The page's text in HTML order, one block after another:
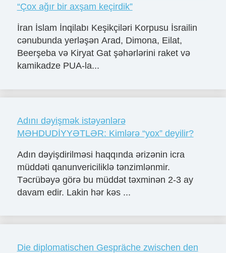
“Çox ağır bir axşam keçirdik”
İran İslam İnqilabı Keşikçiləri Korpusu İsrailin
cənubunda yerləşən Arad, Dimona, Eilat,
Beerşeba və Kiryat Gat şəhərlərini raket və
kamikadze PUA-la...
Adını dəyişmək istəyənlərə
MƏHDUDİYYƏTLƏR: Kimlərə “yox” deyilir?
Adın dəyişdirilməsi haqqında ərizənin icra
müddəti qanunvericiliklə tənzimlənmir.
Təcrübəyə görə bu müddət təxminən 2-3 ay
davam edir. Lakin hər kəs ...
Die diplomatischen Gespräche zwischen den